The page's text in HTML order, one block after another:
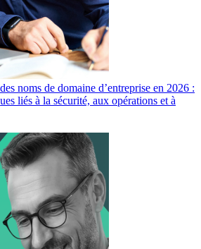
noms de domaine d’entreprise en 2026 :
liés à la sécurité, aux opérations et à